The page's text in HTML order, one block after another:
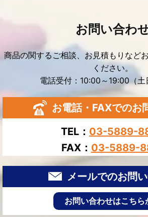
お問い合わ
商品の関するご相談、お見積もりなど
ください。
電話受付：10:00～19:00（土
お電話・FAXでのお
TEL： 03-5889-
FAX： 03-5889-
メールでのお問
お問い合わせはこちら